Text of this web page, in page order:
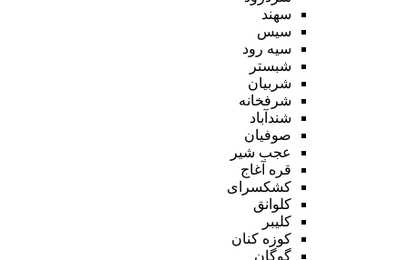
سهند
سیس
سیه رود
شبستر
شربیان
شرفخانه
شندآباد
صوفیان
عجب شیر
قره آغاج
کشکسرای
کلوانق
کلیبر
کوزه کنان
گوگان